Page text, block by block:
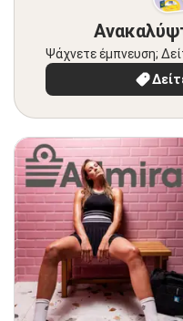
Ψάχνετε έμπνευση;